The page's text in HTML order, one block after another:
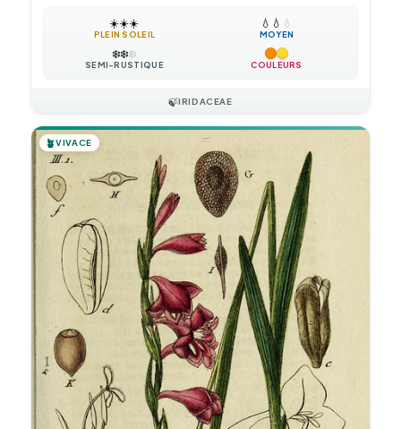
☀️☀️☀️
PLEIN SOLEIL
💧 💧 💧
MOYEN
❄️❄️❄️
SEMI-RUSTIQUE COULEURS
🍃IRIDACEAE
🪴VIVACE